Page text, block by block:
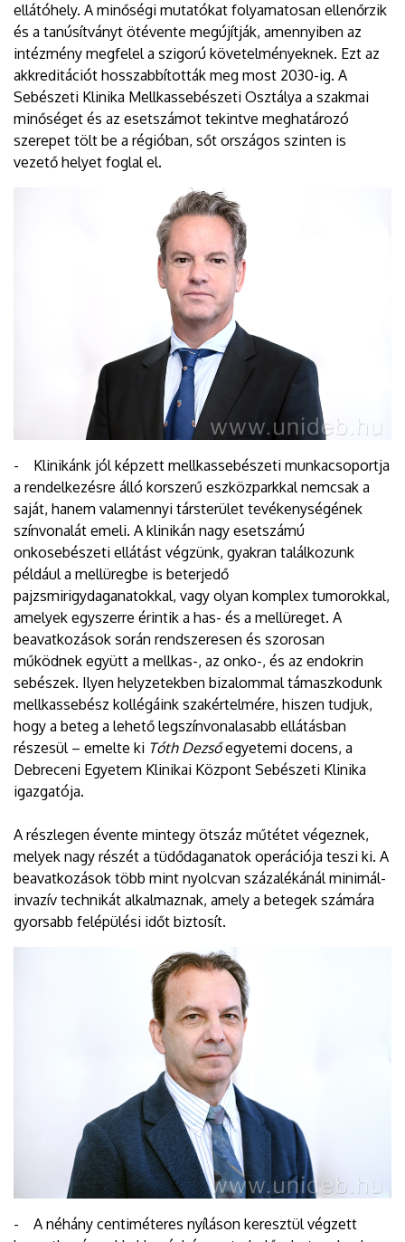
ellátóhely. A minőségi mutatókat folyamatosan ellenőrzik
és a tanúsítványt ötévente megújítják, amennyiben az
intézmény megfelel a szigorú követelményeknek. Ezt az
akkreditációt hosszabbították meg most 2030-ig. A
Sebészeti Klinika Mellkassebészeti Osztálya a szakmai
minőséget és az esetszámot tekintve meghatározó
szerepet tölt be a régióban, sőt országos szinten is
vezető helyet foglal el.
- Klinikánk jól képzett mellkassebészeti munkacsoportja
a rendelkezésre álló korszerű eszközparkkal nemcsak a
saját, hanem valamennyi társterület tevékenységének
színvonalát emeli. A klinikán nagy esetszámú
onkosebészeti ellátást végzünk, gyakran találkozunk
például a mellüregbe is beterjedő
pajzsmirigydaganatokkal, vagy olyan komplex tumorokkal,
amelyek egyszerre érintik a has- és a mellüreget. A
beavatkozások során rendszeresen és szorosan
működnek együtt a mellkas-, az onko-, és az endokrin
sebészek. Ilyen helyzetekben bizalommal támaszkodunk
mellkassebész kollégáink szakértelmére, hiszen tudjuk,
hogy a beteg a lehető legszínvonalasabb ellátásban
részesül – emelte ki Tóth Dezsőegyetemi docens, a
Debreceni Egyetem Klinikai Központ Sebészeti Klinika
igazgatója.
A részlegen évente mintegy ötszáz műtétet végeznek,
melyek nagy részét a tüdődaganatok operációja teszi ki. A
beavatkozások több mint nyolcvan százalékánál minimál-
invazív technikát alkalmaznak, amely a betegek számára
gyorsabb felépülési időt biztosít.
- A néhány centiméteres nyíláson keresztül végzett